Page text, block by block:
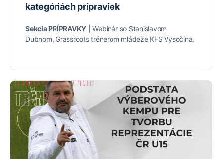
kategóriách prípraviek
Sekcia PRÍPRAVKY | Webinár so Stanislavom
Dubnom, Grassroots trénerom mládeže KFS Vysočina.